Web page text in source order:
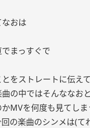
おは
まっすぐで
をストレートに伝え
の中ではそんななお
MVを何度も見てしま
の楽曲のシンメは(て